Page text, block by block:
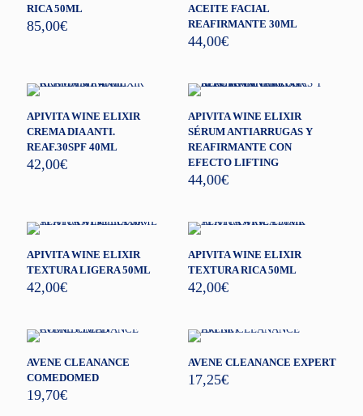
RICA 50ML
85,00€
ACEITE FACIAL
REAFIRMANTE 30ML
44,00€
APIVITA WINE ELIXIR
CREMA DIA ANTI.
REAF.30SPF 40ML
42,00€
APIVITA WINE ELIXIR
SÉRUM ANTIARRUGAS Y
REAFIRMANTE CON
EFECTO LIFTING
44,00€
APIVITA WINE ELIXIR
TEXTURA LIGERA 50ML
42,00€
APIVITA WINE ELIXIR
TEXTURA RICA 50ML
42,00€
AVENE CLEANANCE
COMEDOMED
19,70€
AVENE CLEANANCE EXPERT
17,25€